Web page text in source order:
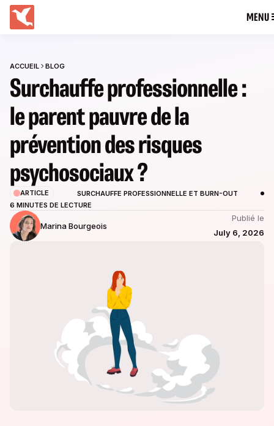
MENU
ACCUEIL BLOG
Surchauffe professionnelle :
le parent pauvre de la
prévention des risques
psychosociaux ?
ARTICLE
SURCHAUFFE PROFESSIONNELLE ET BURN-OUT
6 MINUTES DE LECTURE
Marina Bourgeois
Publié le
July 6, 2026